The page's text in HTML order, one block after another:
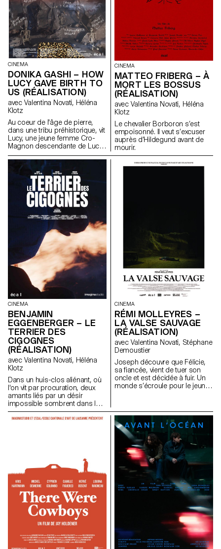
CINEMA
DONIKA GASHI – HOW
LUCY GAVE BIRTH TO
US (RÉALISATION)
avec Valentina Novati, Héléna
Klotz
Au coeur de l'âge de pierre,
dans une tribu préhistorique, vit
Lucy, une jeune femme Cro-
Magnon descendante de Lucy
l’australopithèque.
CINEMA
MATTEO FRIBERG – À
MORT LES BOSSUS
(RÉALISATION)
avec Valentina Novati, Héléna
Klotz
Le chevalier Borboron s’est
empoisonné. Il veut s’excuser
auprès d’Hildegund avant de
mourir.
CINEMA
BENJAMIN
EGGENBERGER – LE
TERRIER DES
CIGOGNES
(RÉALISATION)
avec Valentina Novati, Héléna
Klotz
Dans un huis-clos aliénant, où
l'on vit par procuration, deux
amants liés par un désir
impossible sombrent dans le
fantasme et la destruction.
CINEMA
RÉMI MOLLEYRES –
LA VALSE SAUVAGE
(RÉALISATION)
avec Valentina Novati, Stéphane
Demoustier
Joseph découvre que Félicie,
sa fiancée, vient de tuer son
oncle et est décidée à fuir. Un
monde s’écroule pour le jeune